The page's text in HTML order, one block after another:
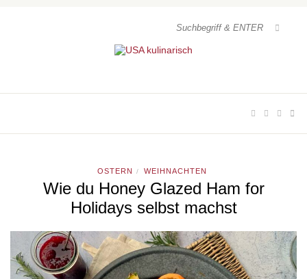
OSTERN / WEIHNACHTEN
Wie du Honey Glazed Ham for
Holidays selbst machst